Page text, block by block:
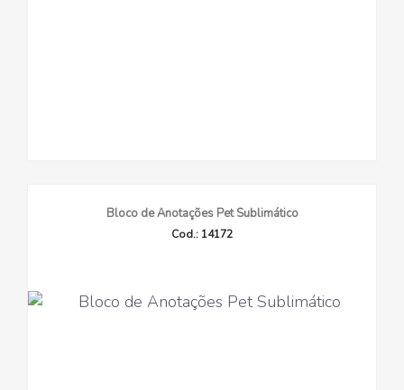
Bloco de Anotações Pet Sublimático
Cod.: 14172